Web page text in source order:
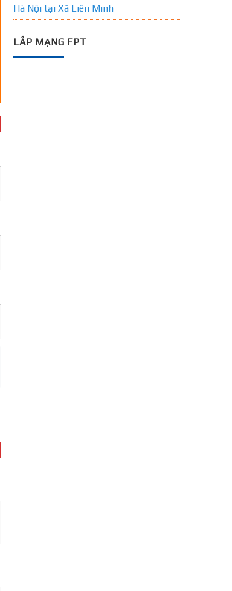
Hà Nội tại Xã Liên Minh
LẮP MẠNG FPT